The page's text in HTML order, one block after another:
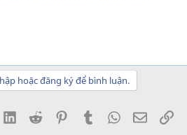
hoặc đăng ký để bình luận.
LinkedInReddit PinterestTumblrWhatsApp
Email